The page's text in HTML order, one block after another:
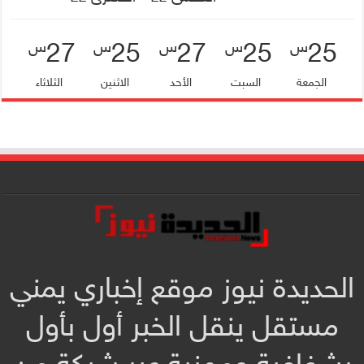
25س
الجمعة
25س
السبت
27س
الأحد
25س
الاثنين
27س
الثلاثاء
الحديدة نيوز موقع إخباري يمني
مستقل ينقل الخبر أول بأول